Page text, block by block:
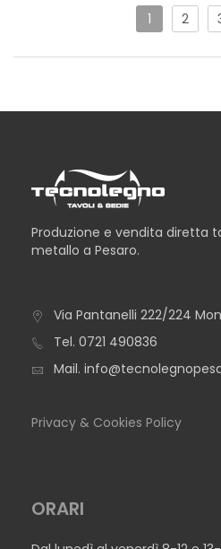
1
2
Produzione e vendita diretta
metallo a Pesaro.
Via Pantanelli 222/224
Tel. 0721 490836
Mail.
Privacy & Cookies Policy
ORARI